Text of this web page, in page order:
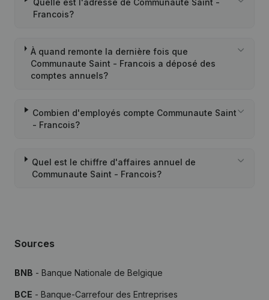
Quelle est l'adresse de Communaute Saint -
Francois?
À quand remonte la dernière fois que
Communaute Saint - Francois a déposé des
comptes annuels?
Combien d'employés compte Communaute Saint
- Francois?
Quel est le chiffre d'affaires annuel de
Communaute Saint - Francois?
Sources
BNB - Banque Nationale de Belgique
BCE - Banque-Carrefour des Entreprises